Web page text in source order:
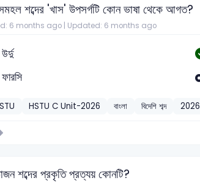
শব্দের 'খাস' উপসর্গটি কোন ভাষা থেকে আগত?
6 months ago | Updated: 6 months ago
উর্দু
ফারসি
HSTU C Unit-2026 বাংলা বিদেশি শব্দ 2026
শব্দের প্রকৃতি প্রত্যয় কোনটি?